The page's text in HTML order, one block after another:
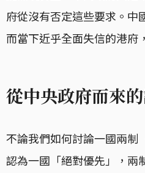
府從沒有否定這些要求。中
而當下近乎全面失信的港府
從中央政府而來
不論我們如何討論一國兩制
認為一國「絕對優先」，兩